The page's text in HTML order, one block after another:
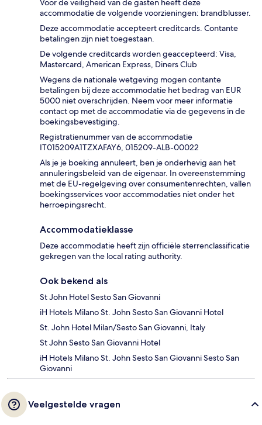
Voor de veiligheid van de gasten heeft deze
accommodatie de volgende voorzieningen: brandblusser.
Deze accommodatie accepteert creditcards. Contante
betalingen zijn niet toegestaan.
De volgende creditcards worden geaccepteerd: Visa,
Mastercard, American Express, Diners Club
Wegens de nationale wetgeving mogen contante
betalingen bij deze accommodatie het bedrag van EUR
5000 niet overschrijden. Neem voor meer informatie
contact op met de accommodatie via de gegevens in de
boekingsbevestiging.
Registratienummer van de accommodatie
IT015209A1TZXAFAY6, 015209-ALB-00022
Als je je boeking annuleert, ben je onderhevig aan het
annuleringsbeleid van de eigenaar. In overeenstemming
met de EU-regelgeving over consumentenrechten, vallen
boekingsservices voor accommodaties niet onder het
herroepingsrecht.
Accommodatieklasse
Deze accommodatie heeft zijn officiële sterrenclassificatie
gekregen van the local rating authority.
Ook bekend als
St John Hotel Sesto San Giovanni
iH Hotels Milano St. John Sesto San Giovanni Hotel
St. John Hotel Milan/Sesto San Giovanni, Italy
St John Sesto San Giovanni Hotel
iH Hotels Milano St. John Sesto San Giovanni Sesto San
Giovanni
Veelgestelde vragen